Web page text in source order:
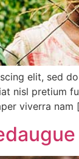
elit, sed
nisl pretium
viverra nam